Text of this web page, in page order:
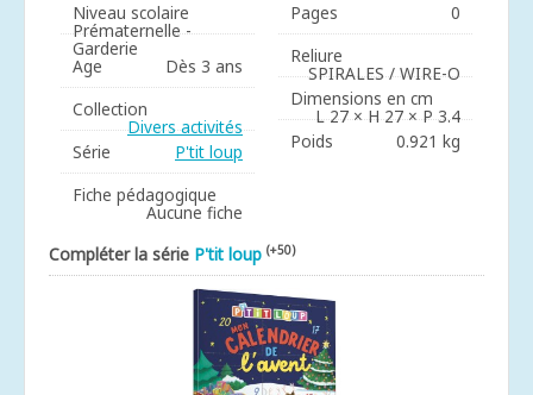
Niveau scolaire
Prématernelle -
Garderie
Age
Dès 3 ans
Collection
Divers activités
Série
P'tit loup
Fiche pédagogique
Aucune fiche
Pages
0
Reliure
SPIRALES / WIRE-O
Dimensions en cm
L 27 × H 27 × P 3.4
Poids
0.921 kg
Compléter la série P'tit loup (+50)